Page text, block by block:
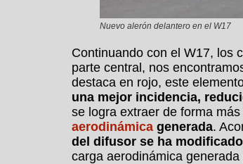
Nuevo alerón delantero en el W17
Continuando con el W17, los
parte central, nos
destaca en rojo, este
una mejor incidencia,
se logra extraer de forma
aerodinámica generada.
del difusor se ha
carga aerodinámica